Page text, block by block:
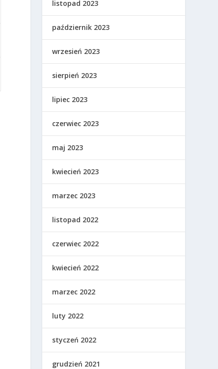
listopad 2023
październik 2023
wrzesień 2023
sierpień 2023
lipiec 2023
czerwiec 2023
maj 2023
kwiecień 2023
marzec 2023
listopad 2022
czerwiec 2022
kwiecień 2022
marzec 2022
luty 2022
styczeń 2022
grudzień 2021